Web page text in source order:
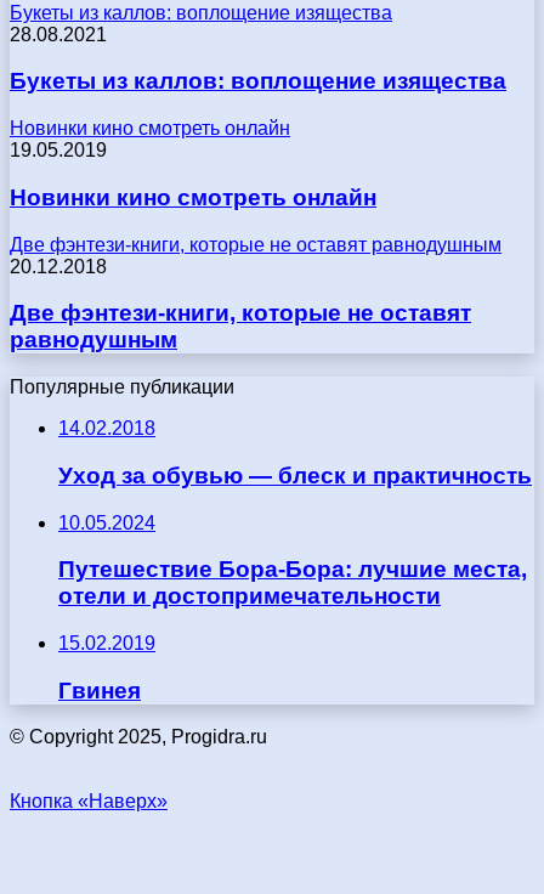
Букеты из каллов: воплощение изящества
28.08.2021
Букеты из каллов: воплощение изящества
Новинки кино смотреть онлайн
19.05.2019
Новинки кино смотреть онлайн
Две фэнтези-книги, которые не оставят равнодушным
20.12.2018
Две фэнтези-книги, которые не оставят
равнодушным
Популярные публикации
14.02.2018
Уход за обувью — блеск и практичность
10.05.2024
Путешествие Бора-Бора: лучшие места,
отели и достопримечательности
15.02.2019
Гвинея
© Copyright 2025, Progidra.ru
Кнопка «Наверх»